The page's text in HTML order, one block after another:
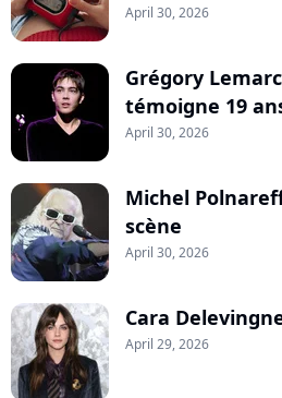
April 30, 2026
Grégory
témoigne 19
April 30, 2026
Michel
scène
April 30, 2026
Cara
April 29, 2026